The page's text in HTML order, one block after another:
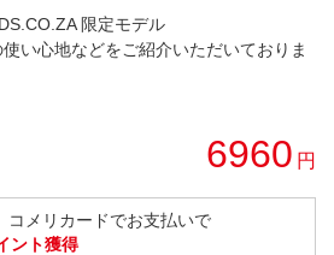
限定モデル
い心地などをご紹介いただいておりま
6960 円
コメリカードでお支払いで
ント獲得